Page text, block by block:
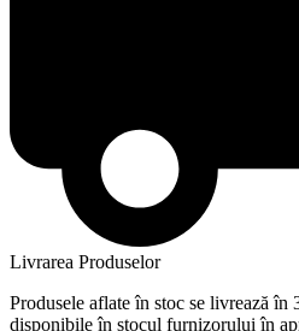
Livrarea Produselor
Produsele aflate în stoc se livrează în
disponibile în stocul furnizorului în